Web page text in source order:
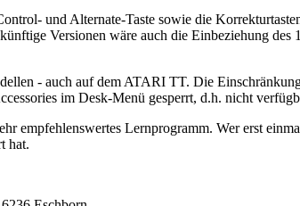
und Alternate-Taste sowie die
Versionen wäre auch die Einbeziehung
- auch auf dem ATARI TT. Die
im Desk-Menü gesperrt, d.h. nicht
empfehlenswertes Lernprogramm. Wer erst
hat.